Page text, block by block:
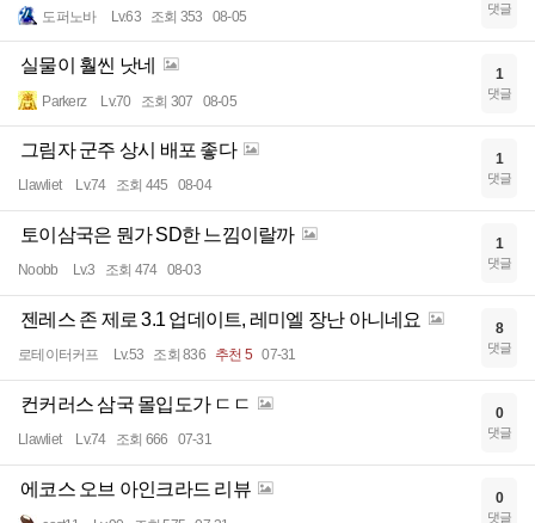
도퍼노바 Lv.63 조회 353 08-05 댓글
실물이 훨씬 낫네
Parkerz Lv.70 조회 307 08-05
1
댓글
그림자 군주 상시 배포 좋다
Llawliet Lv.74 조회 445 08-04
1
댓글
토이삼국은 뭔가 SD한 느낌이랄까
Noobb Lv.3 조회 474 08-03
1
댓글
젠레스 존 제로 3.1 업데이트, 레미엘 장난 아니네요
로테이터커프 Lv.53 조회 836 추천 5 07-31
8
댓글
컨커러스 삼국 몰입도가 ㄷㄷ
Llawliet Lv.74 조회 666 07-31
0
댓글
에코스 오브 아인크라드 리뷰 0
댓글